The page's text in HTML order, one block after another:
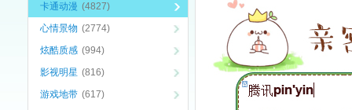
卡通动漫 (4827)
心情景物 (2774)
炫酷质感 (994)
影视明星 (816)
游戏地带 (617)